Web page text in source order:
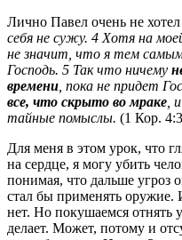
Лично Павел очень не хотел
себя не сужу. 4 Хотя на
не значит, что я тем
Господь. 5 Так что ничему
времени , пока не придет
все, что скрыто во мраке ,
тайные помыслы. (1 Кор.
Для меня в этом урок, что
на сердце, я могу убить
понимая, что дальше угроз
стал бы применять
нет. Но покушаемся отнять
делает. Может, потому и